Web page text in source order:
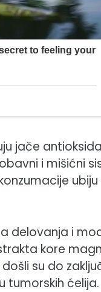
jače
i mišićni
delovanja i
kore
su do
tumorskih ćelija.